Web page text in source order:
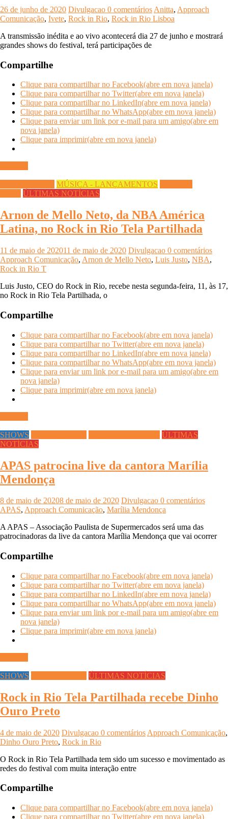
26 de junho de 2020 Divulgacao 0 comentários Anitta, Approach
Comunicação, Ivete, Rock in Rio, Rock in Rio Lisboa
A transmissão inédita e ao vivo acontecerá dia 27 de junho e mostrará
grandes shows do festival, terá participações de
Compartilhe
Clique para compartilhar no Facebook(abre em nova janela)
Clique para compartilhar no Twitter(abre em nova janela)
Clique para compartilhar no LinkedIn(abre em nova janela)
Clique para compartilhar no WhatsApp(abre em nova janela)
Clique para enviar um link por e-mail para um amigo(abre em
nova janela)
Clique para imprimir(abre em nova janela)
MÚSICA - LANÇAMENTOS
ÚLTIMAS NOTÍCIAS
Arnon de Mello Neto, da NBA América
Latina, no Rock in Rio Tela Partilhada
11 de maio de 202011 de maio de 2020 Divulgacao 0 comentários
Approach Comunicação, Arnon de Mello Neto, Luis Justo, NBA,
Rock in Rio T
Luis Justo, CEO do Rock in Rio, recebe nesta segunda-feira, 11, às 17,
no Rock in Rio Tela Partilhada, o
Compartilhe
Clique para compartilhar no Facebook(abre em nova janela)
Clique para compartilhar no Twitter(abre em nova janela)
Clique para compartilhar no LinkedIn(abre em nova janela)
Clique para compartilhar no WhatsApp(abre em nova janela)
Clique para enviar um link por e-mail para um amigo(abre em
nova janela)
Clique para imprimir(abre em nova janela)
SHOWS
ÚLTIMAS
NOTÍCIAS
APAS patrocina live da cantora Marília
Mendonça
8 de maio de 20208 de maio de 2020 Divulgacao 0 comentários
APAS, Approach Comunicação, Marília Mendonça
A APAS – Associação Paulista de Supermercados será uma das
patrocinadoras da live da cantora Marília Mendonça que vai ocorrer
Compartilhe
Clique para compartilhar no Facebook(abre em nova janela)
Clique para compartilhar no Twitter(abre em nova janela)
Clique para compartilhar no LinkedIn(abre em nova janela)
Clique para compartilhar no WhatsApp(abre em nova janela)
Clique para enviar um link por e-mail para um amigo(abre em
nova janela)
Clique para imprimir(abre em nova janela)
SHOWS ÚLTIMAS NOTÍCIAS
Rock in Rio Tela Partilhada recebe Dinho
Ouro Preto
4 de maio de 2020 Divulgacao 0 comentários Approach Comunicação,
Dinho Ouro Preto, Rock in Rio
O Rock in Rio Tela Partilhada tem sido um sucesso e movimentado as
redes do festival com muita interação entre
Compartilhe
Clique para compartilhar no Facebook(abre em nova janela)
Clique para compartilhar no Twitter(abre em nova janela)